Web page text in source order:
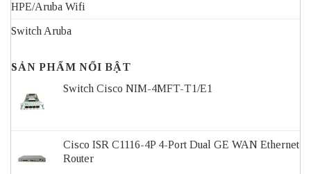
HPE/Aruba Wifi
Switch Aruba
SẢN PHẨM NỔI BẬT
Switch Cisco NIM-4MFT-T1/E1
Cisco ISR C1116-4P 4-Port Dual GE WAN Ethernet
Router